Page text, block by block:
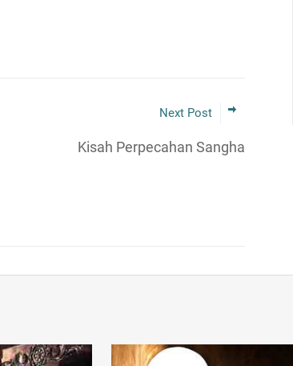
Next Post
Kisah Perpecahan Sangha